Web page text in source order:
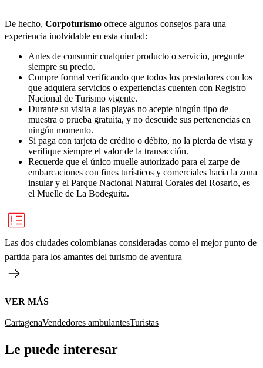
De hecho, Corpoturismo ofrece algunos consejos para una
experiencia inolvidable en esta ciudad:
Antes de consumir cualquier producto o servicio, pregunte
siempre su precio.
Compre formal verificando que todos los prestadores con los
que adquiera servicios o experiencias cuenten con Registro
Nacional de Turismo vigente.
Durante su visita a las playas no acepte ningún tipo de
muestra o prueba gratuita, y no descuide sus pertenencias en
ningún momento.
Si paga con tarjeta de crédito o débito, no la pierda de vista y
verifique siempre el valor de la transacción.
Recuerde que el único muelle autorizado para el zarpe de
embarcaciones con fines turísticos y comerciales hacia la zona
insular y el Parque Nacional Natural Corales del Rosario, es
el Muelle de La Bodeguita.
Las dos ciudades colombianas consideradas como el mejor punto de
partida para los amantes del turismo de aventura
VER MÁS
CartagenaVendedores ambulantesTuristas
Le puede interesar